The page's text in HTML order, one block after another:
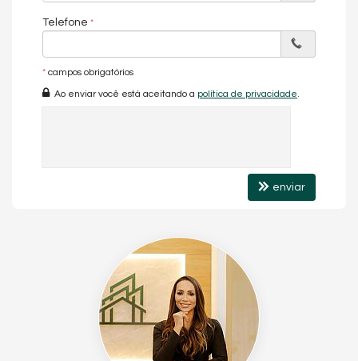
✅ Massa corrida interna
✅ Textura na área externa
Telefone
* campos obrigatórios
Ao enviar você está aceitando a política de privacidade
enviar